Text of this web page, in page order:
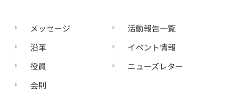
メッセージ
沿革
役員
会則
活動報告一覧
イベント情報
ニューズレター